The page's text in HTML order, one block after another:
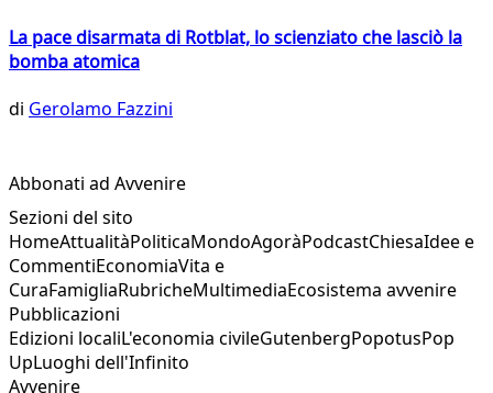
La pace disarmata di Rotblat, lo scienziato che lasciò la
bomba atomica
di Gerolamo Fazzini
Abbonati ad Avvenire
Sezioni del sito
HomeAttualitàPoliticaMondoAgoràPodcastChiesaIdee e
CommentiEconomiaVita e
CuraFamigliaRubricheMultimediaEcosistema avvenire
Pubblicazioni
Edizioni localiL'economia civileGutenbergPopotusPop
UpLuoghi dell'Infinito
Avvenire